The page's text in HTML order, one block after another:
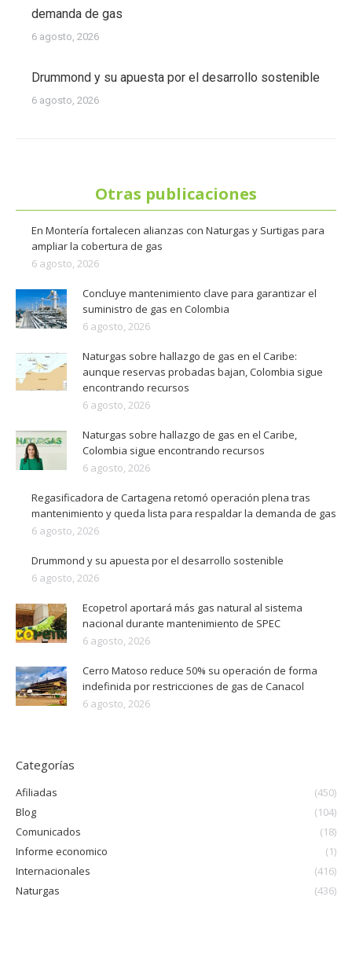
demanda de gas
6 agosto, 2026
Drummond y su apuesta por el desarrollo sostenible
6 agosto, 2026
Otras publicaciones
En Montería fortalecen alianzas con Naturgas y Surtigas para
ampliar la cobertura de gas
6 agosto, 2026
Concluye mantenimiento clave para garantizar el
suministro de gas en Colombia
6 agosto, 2026
Naturgas sobre hallazgo de gas en el Caribe:
aunque reservas probadas bajan, Colombia sigue
encontrando recursos
6 agosto, 2026
Naturgas sobre hallazgo de gas en el Caribe,
Colombia sigue encontrando recursos
6 agosto, 2026
Regasificadora de Cartagena retomó operación plena tras
mantenimiento y queda lista para respaldar la demanda de gas
6 agosto, 2026
Drummond y su apuesta por el desarrollo sostenible
6 agosto, 2026
Ecopetrol aportará más gas natural al sistema
nacional durante mantenimiento de SPEC
6 agosto, 2026
Cerro Matoso reduce 50% su operación de forma
indefinida por restricciones de gas de Canacol
6 agosto, 2026
Categorías
Afiliadas
(450)
Blog
(104)
Comunicados
(18)
Informe economico
(1)
Internacionales
(416)
Naturgas
(436)